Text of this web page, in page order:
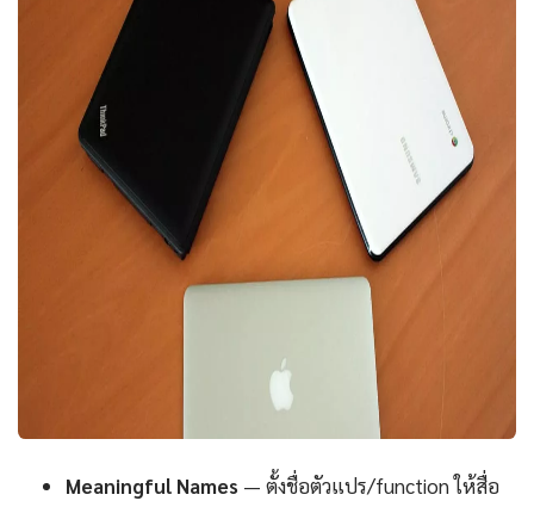
Meaningful Names — ตั้งชื่อตัวแปร/function ให้สื่อ